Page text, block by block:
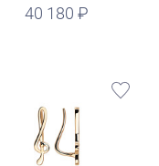
40 180